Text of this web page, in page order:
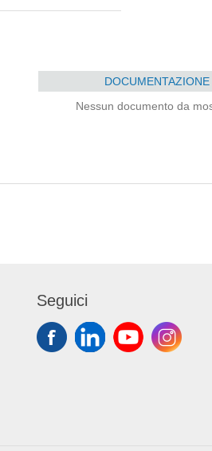
DOCUMENTAZIONE
Nessun documento da
Seguici